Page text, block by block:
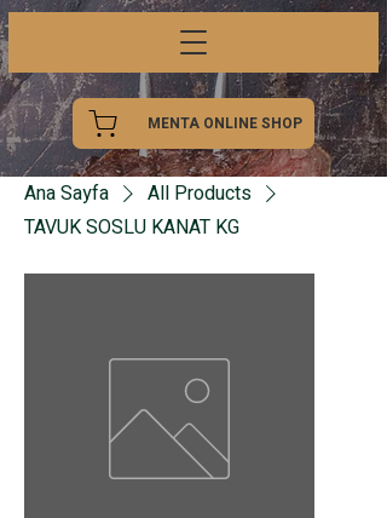
MENTA ONLINE SHOP
Ana Sayfa
All Products
TAVUK SOSLU KANAT KG